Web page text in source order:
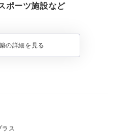
ポーツ施設など
の詳細を見る
ス